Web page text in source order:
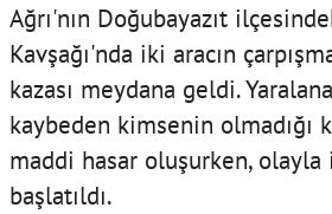
Ağrı'nın Doğubayazıt
Kavşağı'nda iki aracın
kazası meydana geldi.
kaybeden kimsenin olmadığı
maddi hasar oluşurken,
başlatıldı.